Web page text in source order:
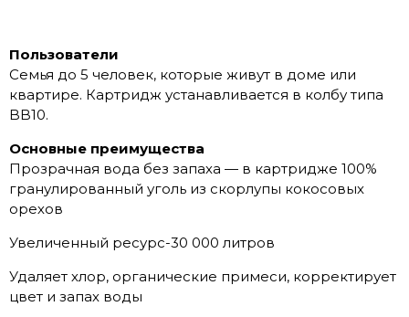
Пользователи
Семья до 5 человек, которые живут в доме или
квартире. Картридж устанавливается в колбу типа
BB10.
Основные преимущества
Прозрачная вода без запаха — в картридже 100%
гранулированный уголь из скорлупы кокосовых
орехов
Увеличенный ресурс-30 000 литров
Удаляет хлор, органические примеси, корректирует
цвет и запах воды